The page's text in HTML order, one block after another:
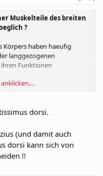
Muskelteile des breiten
?
Körpers haben haeufig
langgezogenen
Funktionen
eingesetzt werden,
ob beim breiten
einen Mittleren und
ist, erbrachte folgendes
dorsi.
(und damit auch
dorsi kann sich von
!!